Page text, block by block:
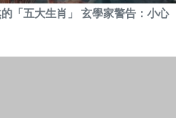
「五大生肖」 玄學家警告：小心